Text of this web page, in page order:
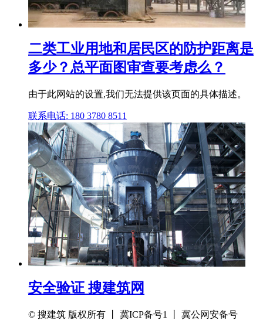
二类工业用地和居民区的防护距离是
多少？总平面图审查要考虑么？
由于此网站的设置,我们无法提供该页面的具体描述。
联系电话: 180 3780 8511
安全验证 搜建筑网
© 搜建筑 版权所有 丨 冀ICP备号1 丨 冀公网安备号